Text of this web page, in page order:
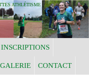
ATHLÉTISME
INSCRIPTIONS
GALERIE CONTACT